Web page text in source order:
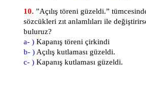
10. ”Açılış töreni güzeldi.”
sözcükleri zıt anlamlıları ile
buluruz?
a- ) Kapanış töreni çirkindi
b- ) Açılış kutlaması güzeldi.
c- ) Kapanış kutlaması güzeldi.